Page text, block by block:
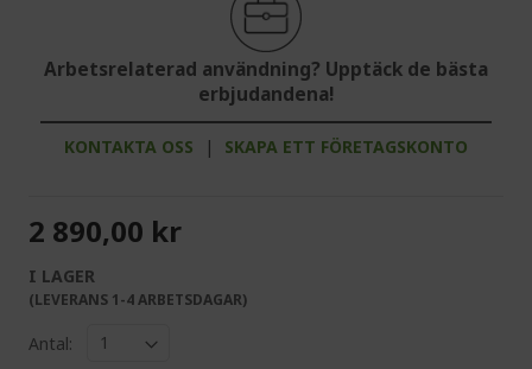
Arbetsrelaterad användning? Upptäck de bästa
erbjudandena!
KONTAKTA OSS | SKAPA ETT FÖRETAGSKONTO
2 890,00 kr
I LAGER
(LEVERANS 1-4 ARBETSDAGAR)
Antal: